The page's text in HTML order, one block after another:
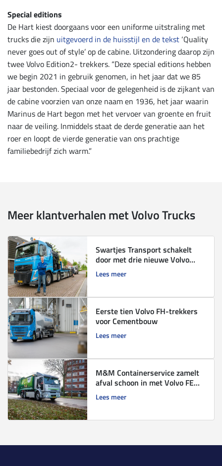
Special editions
De Hart kiest doorgaans voor een uniforme uitstraling met
trucks die zijn uitgevoerd in de huisstijl en de tekst ‘Quality
never goes out of style’ op de cabine. Uitzondering daarop zijn
twee Volvo Edition2- trekkers. “Deze special editions hebben
we begin 2021 in gebruik genomen, in het jaar dat we 85
jaar bestonden. Speciaal voor de gelegenheid is de zijkant van
de cabine voorzien van onze naam en 1936, het jaar waarin
Marinus de Hart begon met het vervoer van groente en fruit
naar de veiling. Inmiddels staat de derde generatie aan het
roer en loopt de vierde generatie van ons prachtige
familiebedrijf zich warm.”
Meer klantverhalen met Volvo Trucks
Swartjes Transport schakelt
door met drie nieuwe Volvo
trucks.
Lees meer
Eerste tien Volvo FH-trekkers
voor Cementbouw
Lees meer
M&M Containerservice zamelt
afval schoon in met Volvo FE
Electric
Lees meer